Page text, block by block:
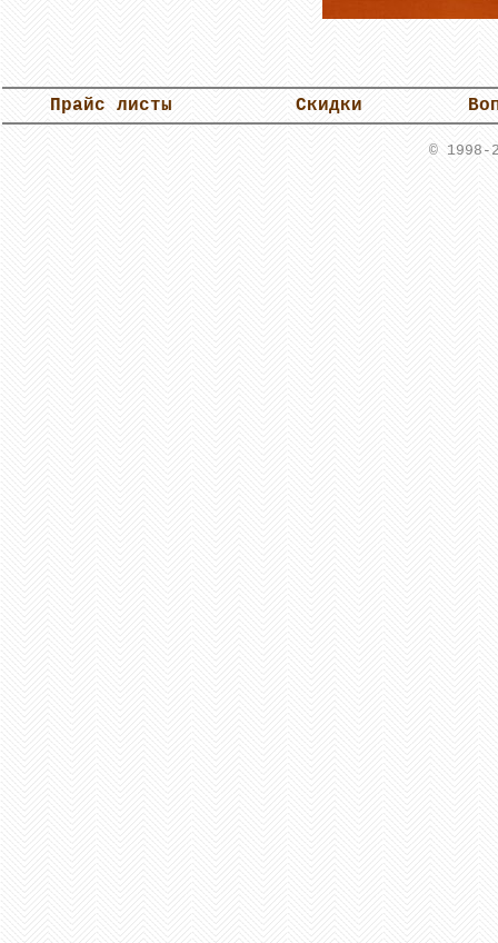
Прайс листы Скидки
© 1998-